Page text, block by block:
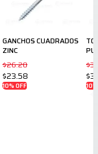
GANCHOS CUADRADOS
ZINC
$26.20
$23.58
10% OFF 10